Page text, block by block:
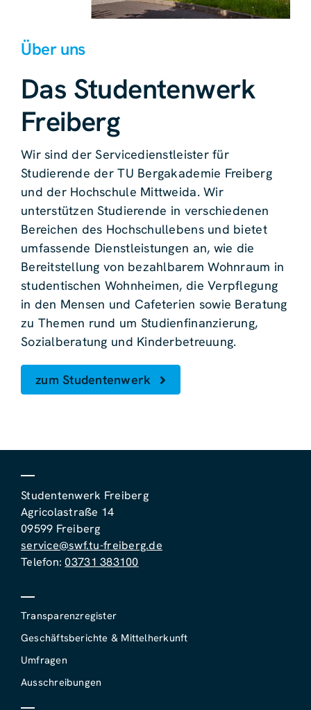
Über uns
Das Studentenwerk
Freiberg
Wir sind der Servicedienstleister für
Studierende der TU Bergakademie Freiberg
und der Hochschule Mittweida. Wir
unterstützen Studierende in verschiedenen
Bereichen des Hochschullebens und bietet
umfassende Dienstleistungen an, wie die
Bereitstellung von bezahlbarem Wohnraum in
studentischen Wohnheimen, die Verpflegung
in den Mensen und Cafeterien sowie Beratung
zu Themen rund um Studienfinanzierung,
Sozialberatung und Kinderbetreuung.
zum Studentenwerk
Studentenwerk Freiberg
Agricolastraße 14
09599 Freiberg
service@swf.tu-freiberg.de
Telefon:03731 383100
Transparenzregister
Geschäftsberichte & Mittelherkunft
Umfragen
Ausschreibungen